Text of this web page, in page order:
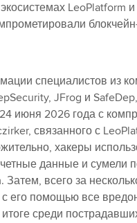
LeoPlatform
специалистов из
JFrog и
июня 2026 года с
связанного с
хакеры
данные и сумели
Затем, всего за
с его помощью все
среди